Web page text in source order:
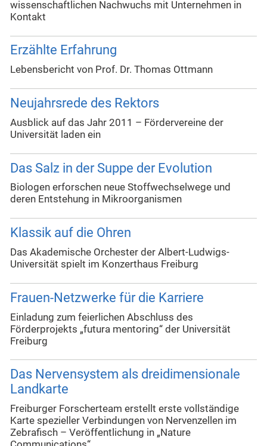
wissenschaftlichen Nachwuchs mit Unternehmen in
Kontakt
Erzählte Erfahrung
Lebensbericht von Prof. Dr. Thomas Ottmann
Neujahrsrede des Rektors
Ausblick auf das Jahr 2011 – Fördervereine der
Universität laden ein
Das Salz in der Suppe der Evolution
Biologen erforschen neue Stoffwechselwege und
deren Entstehung in Mikroorganismen
Klassik auf die Ohren
Das Akademische Orchester der Albert-Ludwigs-
Universität spielt im Konzerthaus Freiburg
Frauen-Netzwerke für die Karriere
Einladung zum feierlichen Abschluss des
Förderprojekts „futura mentoring“ der Universität
Freiburg
Das Nervensystem als dreidimensionale
Landkarte
Freiburger Forscherteam erstellt erste vollständige
Karte spezieller Verbindungen von Nervenzellen im
Zebrafisch – Veröffentlichung in „Nature